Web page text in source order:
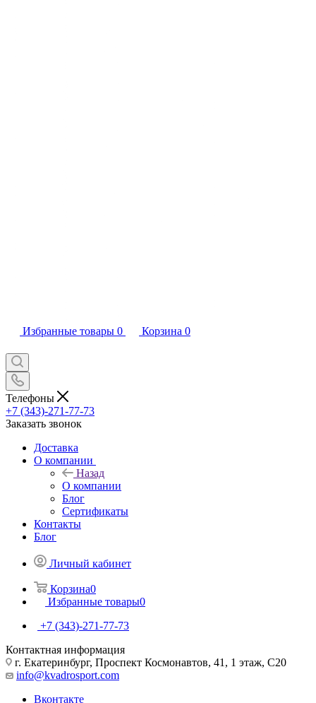
Избранные товары 0 Корзина 0
Телефоны
+7 (343)-271-77-73
Заказать звонок
Доставка
О компании
Назад
О компании
Блог
Сертификаты
Контакты
Блог
Личный кабинет
Корзина0
Избранные товары0
+7 (343)-271-77-73
Контактная информация
г. Екатеринбург, Проспект Космонавтов, 41, 1 этаж, С20
info@kvadrosport.com
Вконтакте